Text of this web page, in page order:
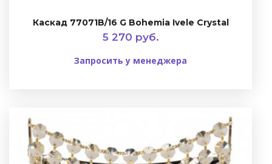
Каскад 77071B/16 G Bohemia Ivele Crystal
5 270 руб.
Запросить у менеджера